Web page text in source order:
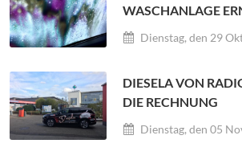
WASCHANLAGE
Dienstag, den 29
DIESELA VON
DIE RECHNUNG
Dienstag, den 05